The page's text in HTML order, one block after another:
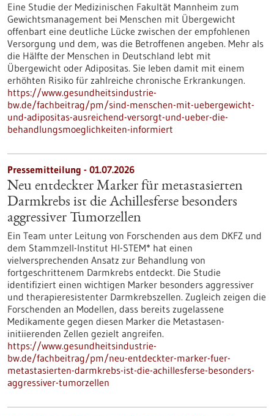
Eine Studie der Medizinischen Fakultät Mannheim zum
Gewichtsmanagement bei Menschen mit Übergewicht
offenbart eine deutliche Lücke zwischen der empfohlenen
Versorgung und dem, was die Betroffenen angeben. Mehr als
die Hälfte der Menschen in Deutschland lebt mit
Übergewicht oder Adipositas. Sie leben damit mit einem
erhöhten Risiko für zahlreiche chronische Erkrankungen.
https://www.gesundheitsindustrie-
bw.de/fachbeitrag/pm/sind-menschen-mit-uebergewicht-
und-adipositas-ausreichend-versorgt-und-ueber-die-
behandlungsmoeglichkeiten-informiert
Pressemitteilung - 01.07.2026
Neu entdeckter Marker für metastasierten
Darmkrebs ist die Achillesferse besonders
aggressiver Tumorzellen
Ein Team unter Leitung von Forschenden aus dem DKFZ und
dem Stammzell-Institut HI-STEM* hat einen
vielversprechenden Ansatz zur Behandlung von
fortgeschrittenem Darmkrebs entdeckt. Die Studie
identifiziert einen wichtigen Marker besonders aggressiver
und therapieresistenter Darmkrebszellen. Zugleich zeigen die
Forschenden an Modellen, dass bereits zugelassene
Medikamente gegen diesen Marker die Metastasen-
initiierenden Zellen gezielt angreifen.
https://www.gesundheitsindustrie-
bw.de/fachbeitrag/pm/neu-entdeckter-marker-fuer-
metastasierten-darmkrebs-ist-die-achillesferse-besonders-
aggressiver-tumorzellen